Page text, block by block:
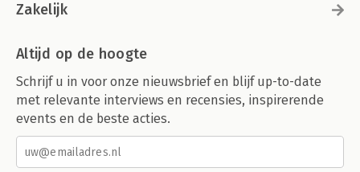
Zakelijk
Altijd op de hoogte
Schrijf u in voor onze nieuwsbrief en blijf up-to-date
met relevante interviews en recensies, inspirerende
events en de beste acties.